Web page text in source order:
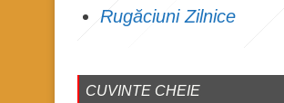
Rugăciuni Zilnice
CUVINTE CHEIE